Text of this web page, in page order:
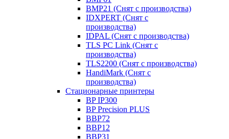
BMP21 (Снят с производства)
IDXPERT (Снят с
производства)
IDPAL (Снят с производства)
TLS PC Link (Снят с
производства)
TLS2200 (Снят с производства)
HandiMark (Снят с
производства)
Стационарные принтеры
BP IP300
BP Precision PLUS
BBP72
BBP12
BBP31